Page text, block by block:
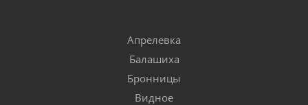
Апрелевка
Балашиха
Бронницы
Видное